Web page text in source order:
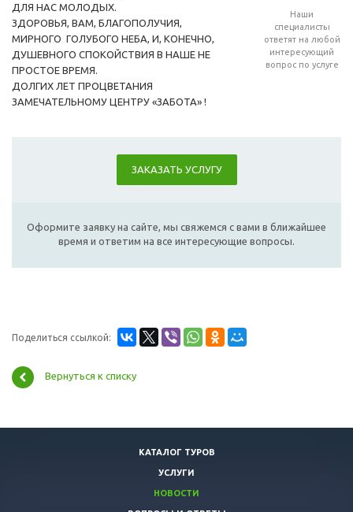
Наши
специалисты
ответят на любой
интересующий
вопрос по услуге
ДЛЯ НАС МОЛОДЫХ.
ЗДОРОВЬЯ, ВАМ, БЛАГОПОЛУЧИЯ,
МИРНОГО ГОЛУБОГО НЕБА, И, КОНЕЧНО,
ДУШЕВНОГО СПОКОЙСТВИЯ В НАШЕ НЕ
ПРОСТОЕ ВРЕМЯ.
ДОЛГИХ ЛЕТ ПРОЦВЕТАНИЯ
ЗАМЕЧАТЕЛЬНОМУ ЦЕНТРУ «ЗАБОТА» !
ЗАКАЗАТЬ УСЛУГУ
Оформите заявку на сайте, мы свяжемся с вами в ближайшее
время и ответим на все интересующие вопросы.
Поделиться ссылкой:
Вернуться к списку
КАТАЛОГ ТУРОВ
УСЛУГИ
НОВОСТИ